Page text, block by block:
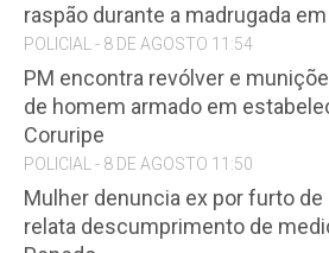
raspão durante a madrugada
POLICIAL - 8 DE AGOSTO 11:54
PM encontra revólver e
de homem armado em
Coruripe
POLICIAL - 8 DE AGOSTO 11:50
Mulher denuncia ex por furto
relata descumprimento de